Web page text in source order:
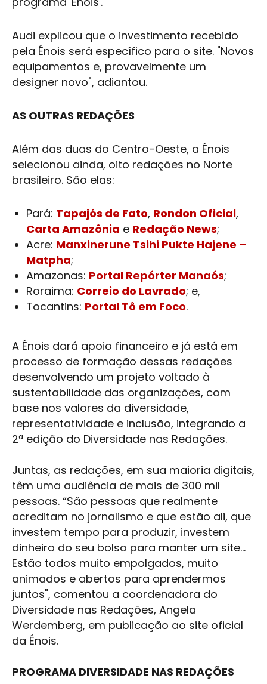
Audi explicou que o investimento recebido
pela Énois será específico para o site. "Novos
equipamentos e, provavelmente um
designer novo", adiantou.
AS OUTRAS REDAÇÕES ​
​Além das duas do Centro-Oeste, a Énois
selecionou ainda, ​oito redações​ no Norte
brasileiro. São elas:
Pará: Tapajós de Fato, Rondon Oficial,
Carta Amazônia e Redação News;
Acre: Manxinerune Tsihi Pukte Hajene –
Matpha;
Amazonas: Portal Repórter Manaós;
Roraima: Correio do Lavrado; e,
Tocantins: Portal Tô em Foco.
A Énois dará apoio financeiro e já está em
processo de formação dessas redações
desenvolvendo um projeto voltado à
sustentabilidade das organizações, com
base nos valores da diversidade,
representatividade e inclusão, integrando a
2ª edição do Diversidade nas Redações.
Juntas, as redações, em sua maioria digitais,
têm uma audiência de mais de 300 mil
pessoas. “São pessoas que realmente
acreditam no jornalismo e que estão ali, que
investem tempo para produzir, investem
dinheiro do seu bolso para manter um site…
Estão todos muito empolgados, muito
animados e abertos para aprendermos
juntos", comentou a coordenadora do
Diversidade nas Redações, Angela
Werdemberg, em publicação ao site oficial
da Énois. ​
PROGRAMA DIVERSIDADE NAS REDAÇÕES